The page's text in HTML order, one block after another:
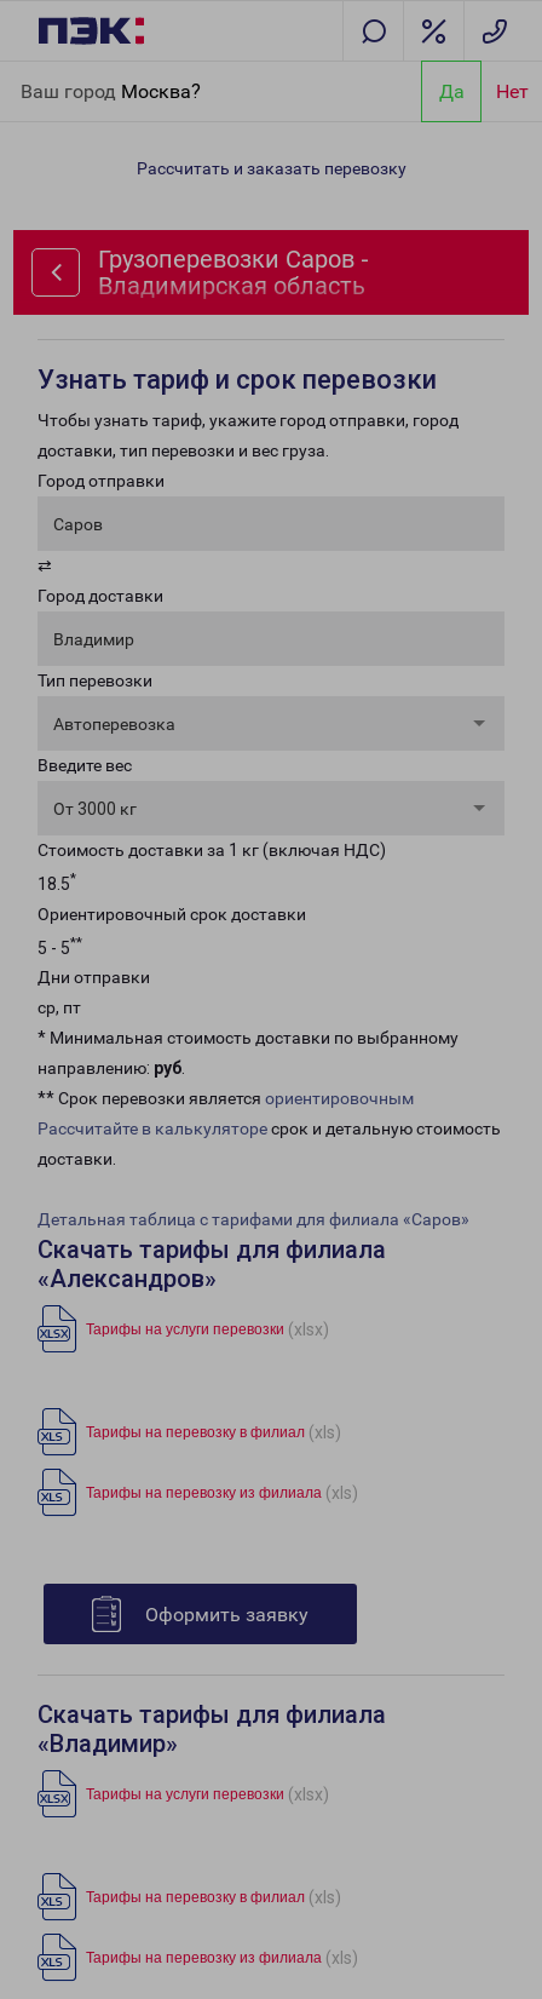
Ваш город Москва? Да Нет
область
Рассчитать и заказать перевозку
Грузоперевозки Саров -
Владимирская область
Узнать тариф и срок перевозки
Чтобы узнать тариф, укажите город отправки, город
доставки, тип перевозки и вес груза.
Город отправки
Саров
⇄
Город доставки
Владимир
Тип перевозки
Автоперевозка
Введите вес
От 3000 кг
Стоимость доставки за 1 кг (включая НДС)
18.5*
Ориентировочный срок доставки
5 - 5**
Дни отправки
ср, пт
* Минимальная стоимость доставки по выбранному
направлению: руб.
** Срок перевозки является ориентировочным
Рассчитайте в калькуляторесрок и детальную стоимость
доставки.
Детальная таблица с тарифами для филиала «Саров»
Скачать тарифы для филиала
«Александров»
Тарифы на услуги перевозки (xlsx)
Тарифы на перевозку в филиал (xls)
Тарифы на перевозку из филиала (xls)
Оформить заявку
Скачать тарифы для филиала
«Владимир»
Тарифы на услуги перевозки (xlsx)
Тарифы на перевозку в филиал (xls)
Тарифы на перевозку из филиала (xls)